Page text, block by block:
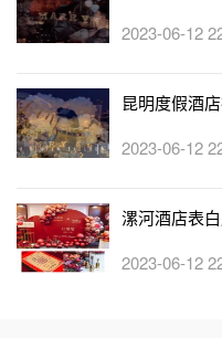
2023-06-12
昆明度假酒
2023-06-12
漯河酒店表
2023-06-12